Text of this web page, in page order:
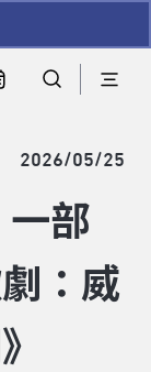
2026/05/25
一部
：威